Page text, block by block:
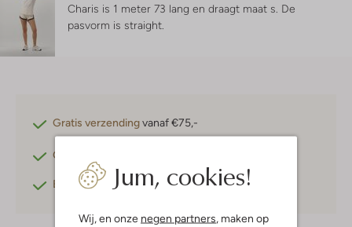
Jum, cookies!
Wij, en onze negen partners , maken op
Charis is 1 meter 73 lang en draagt maat s. De
pasvorm is straight
Gratis verzendingvanaf €75,-
Gratis retourneren
Betaal achterafmet Klarna